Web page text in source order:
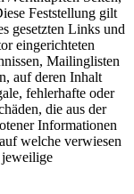
Feststellung gilt
gesetzten Links und
eingerichteten
Mailinglisten
auf deren Inhalt
fehlerhafte oder
die aus der
Informationen
welche verwiesen